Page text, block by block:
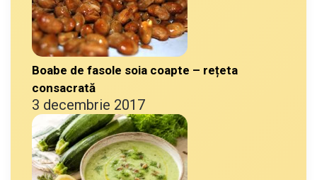
Boabe de fasole soia coapte – rețeta
consacrată
3 decembrie 2017